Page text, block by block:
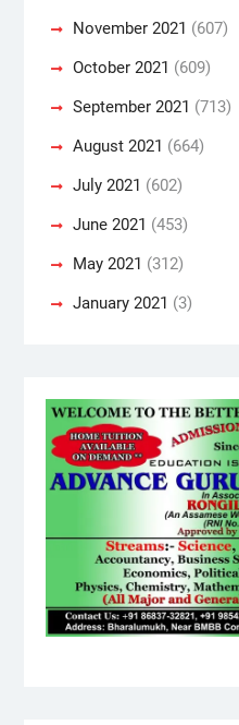
November 2021 (607)
October 2021 (609)
September 2021 (713)
August 2021 (664)
July 2021 (602)
June 2021 (453)
May 2021 (312)
January 2021 (3)